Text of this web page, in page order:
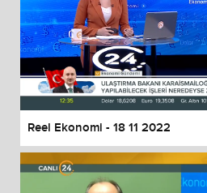
Reel Ekonomi - 18 11 2022